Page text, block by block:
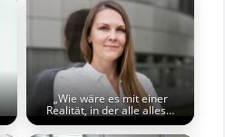
„Wie wäre es mit einer
Realität, in der alle alles…